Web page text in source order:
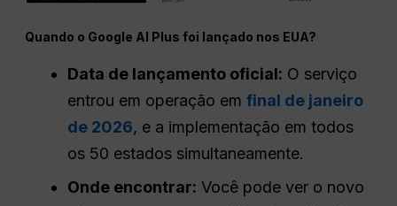
Quando o Google AI Plus foi lançado nos EUA?
Data de lançamento oficial: O serviço
entrou em operação emfinal de janeiro
de 2026, e a implementação em todos
os 50 estados simultaneamente.
Onde encontrar: Você pode ver o novo